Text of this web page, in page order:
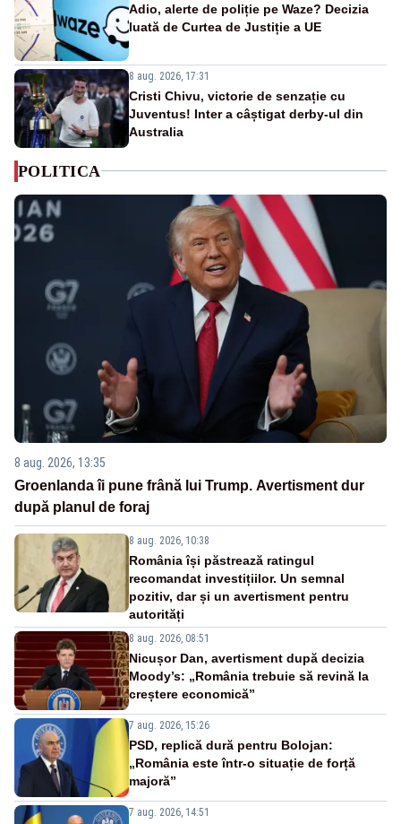
Adio, alerte de poliție pe Waze? Decizia
luată de Curtea de Justiție a UE
8 aug. 2026, 17:31
Cristi Chivu, victorie de senzație cu
Juventus! Inter a câștigat derby-ul din
Australia
POLITICA
8 aug. 2026, 13:35
Groenlanda îi pune frână lui Trump. Avertisment dur
după planul de foraj
8 aug. 2026, 10:38
România își păstrează ratingul
recomandat investițiilor. Un semnal
pozitiv, dar și un avertisment pentru
autorități
8 aug. 2026, 08:51
Nicușor Dan, avertisment după decizia
Moody’s: „România trebuie să revină la
creștere economică”
7 aug. 2026, 15:26
PSD, replică dură pentru Bolojan:
„România este într-o situație de forță
majoră”
7 aug. 2026, 14:51